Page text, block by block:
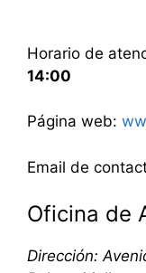
Horario de
14:00
Página web:
Email de
Oficina de
Dirección: